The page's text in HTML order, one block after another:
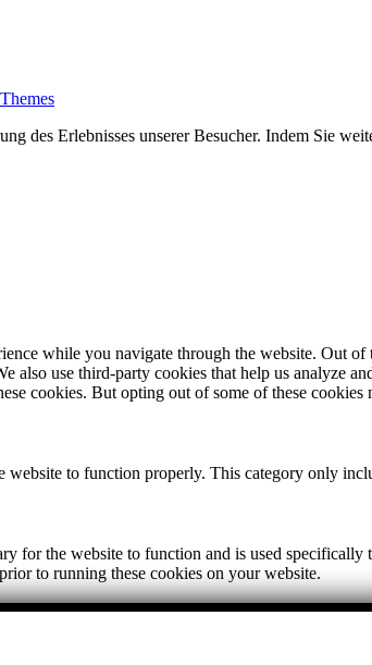
des Erlebnisses unserer Besucher. Indem Sie
while you navigate through the website. Out
also use third-party cookies that help us analyze
cookies. But opting out of some of these
website to function properly. This category only
for the website to function and is used
to running these cookies on your website.